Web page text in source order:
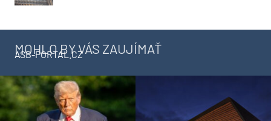
MOHLO BY VÁS ZAUJÍMAŤ
ASB-PORTAL.CZ